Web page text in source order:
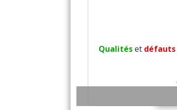
Qualitéset défauts